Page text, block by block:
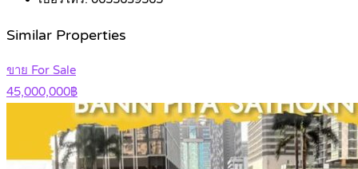
Similar Properties
ขาย For Sale
45,000,000฿